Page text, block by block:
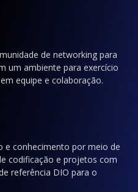
de networking para
um ambiente para exercício
equipe e colaboração.
e conhecimento por meio de
codificação e projetos com
referência DIO para o